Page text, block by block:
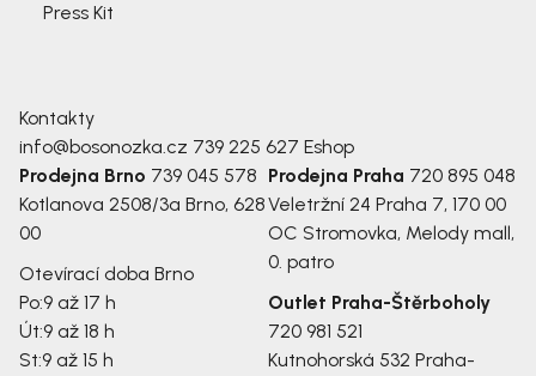
Press Kit
Kontakty
info@bosonozka.cz 739 225 627 Eshop
Prodejna Brno 739 045 578
Kotlanova 2508/3a Brno, 628
00
Otevírací doba Brno
Po:9 až 17 h
Út:9 až 18 h
St:9 až 15 h
Prodejna Praha 720 895 048
Veletržní 24 Praha 7, 170 00
OC Stromovka, Melody mall,
0. patro
Outlet Praha-Štěrboholy
720 981 521
Kutnohorská 532 Praha-